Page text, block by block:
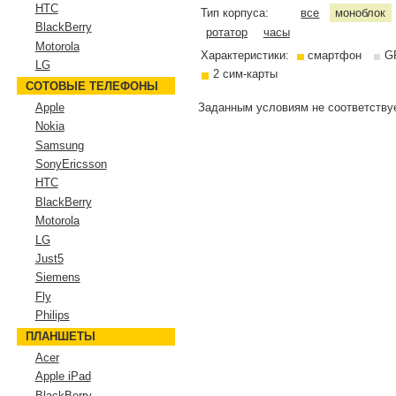
Тип корпуса:
все
моноблок
ротатор
часы
Характеристики:
смартфон
2 сим-карты
Заданным условиям не
HTC
BlackBerry
Motorola
LG
СОТОВЫЕ ТЕЛЕФОНЫ
Apple
Nokia
Samsung
SonyEricsson
HTC
BlackBerry
Motorola
LG
Just5
Siemens
Fly
Philips
ПЛАНШЕТЫ
Acer
Apple iPad